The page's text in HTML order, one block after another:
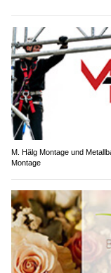
M. Hälg Montage und
Montage